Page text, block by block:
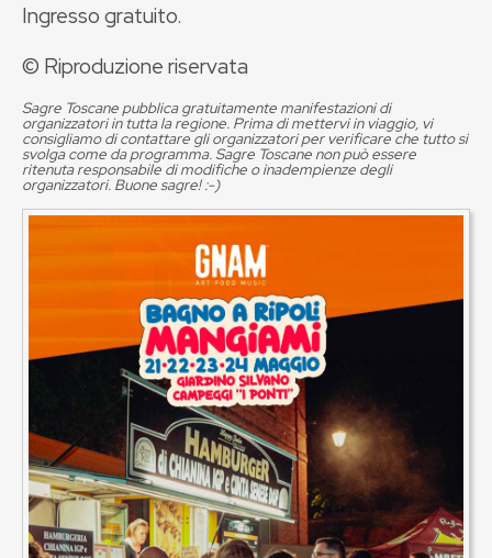
Ingresso gratuito.
© Riproduzione riservata
Sagre Toscane pubblica gratuitamente manifestazioni di
organizzatori in tutta la regione. Prima di mettervi in viaggio, vi
consigliamo di contattare gli organizzatori per verificare che tutto si
svolga come da programma. Sagre Toscane non può essere
ritenuta responsabile di modifiche o inadempienze degli
organizzatori. Buone sagre! :-)